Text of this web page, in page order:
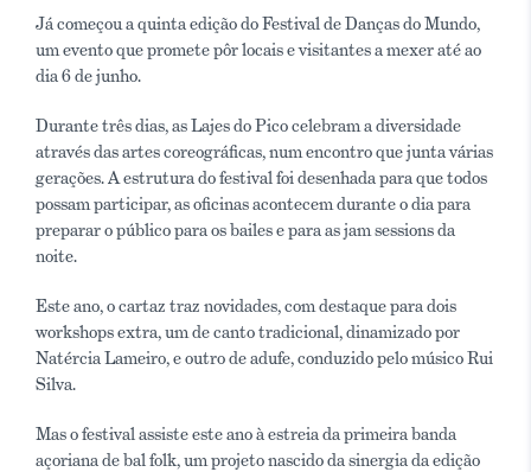
Já começou a quinta edição do Festival de Danças do Mundo,
um evento que promete pôr locais e visitantes a mexer até ao
dia 6 de junho.
Durante três dias, as Lajes do Pico celebram a diversidade
através das artes coreográficas, num encontro que junta várias
gerações. A estrutura do festival foi desenhada para que todos
possam participar, as oficinas acontecem durante o dia para
preparar o público para os bailes e para as jam sessions da
noite.
Este ano, o cartaz traz novidades, com destaque para dois
workshops extra, um de canto tradicional, dinamizado por
Natércia Lameiro, e outro de adufe, conduzido pelo músico Rui
Silva.
Mas o festival assiste este ano à estreia da primeira banda
açoriana de bal folk, um projeto nascido da sinergia da edição